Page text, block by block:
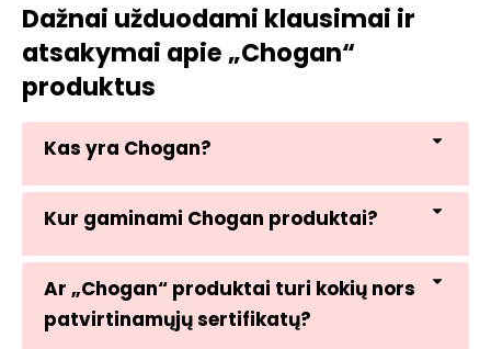
Dažnai užduodami klausimai ir
atsakymai apie „Chogan“
produktus
Kas yra Chogan?
Kur gaminami Chogan produktai?
Ar „Chogan“ produktai turi kokių nors
patvirtinamųjų sertifikatų?